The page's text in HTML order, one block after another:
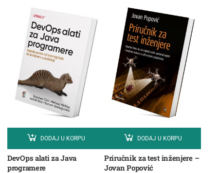
DevOps alati za Java
programere
DODAJ U KORPU
Priručnik za test inženjere –
Jovan Popović
DODAJ U KORPU